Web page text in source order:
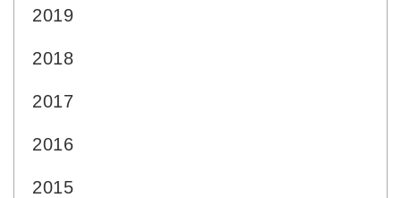
2019
2018
2017
2016
2015